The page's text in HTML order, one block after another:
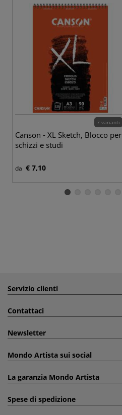
7 varianti
Canson - XL Sketch, Blocco per
schizzi e studi
da € 7,10
Servizio clienti
Contattaci
Newsletter
Mondo Artista sui social
La garanzia Mondo Artista
Spese di spedizione